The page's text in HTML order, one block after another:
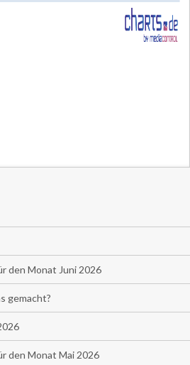
den Monat Juni 2026
gemacht?
den Monat Mai 2026